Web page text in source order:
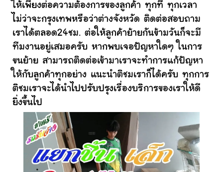
ให้เพียงต่อความต้องการของลูกค้า ทุกที่ ทุกเวลา
ไม่ว่าจะกรุงเทพหรือว่าต่างจังหวัด ติดต่อสอบถาม
เราได้ตลอด24ชม. ต่อให้ลูกค้าย้ายกันข้ามวันก็จะมี
ทีมงานอยู่เสมอครับ หากพบเจอปัญหาใดๆ ในการ
ขนย้าย สามารถติดต่อเข้ามาเราจะทำการแก้ปัญหา
ให้กับลูกค้าทุกอย่าง แนะนำติชมเราก็ได้ครับ ทุกการ
ติชมเราจะได้นำไปปรับปรุงเรื่องบริการของเราให้ดี
ยิ่งขึ้นไป